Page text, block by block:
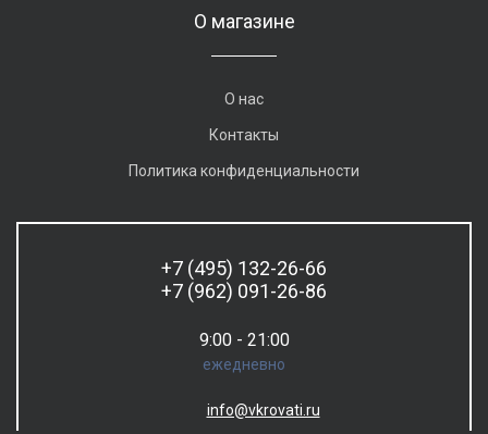
О магазине
О нас
Контакты
Политика конфиденциальности
+7 (495) 132-26-66
+7 (962) 091-26-86
9:00 - 21:00
ежедневно
info@vkrovati.ru